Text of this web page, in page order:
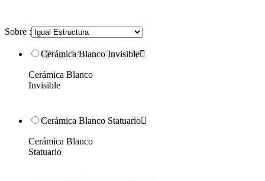
Sobre :
Cerámica Blanco Invisible
Cerámica Blanco
Invisible
Cerámica Blanco Statuario
Cerámica Blanco
Statuario